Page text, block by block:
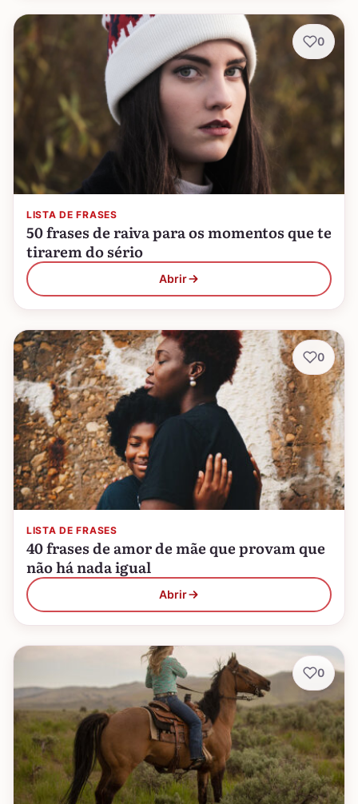
LISTA DE FRASES
50 frases de raiva para os momentos que te
tirarem do sério
Abrir
0
LISTA DE FRASES
40 frases de amor de mãe que provam que
não há nada igual
Abrir
0
0